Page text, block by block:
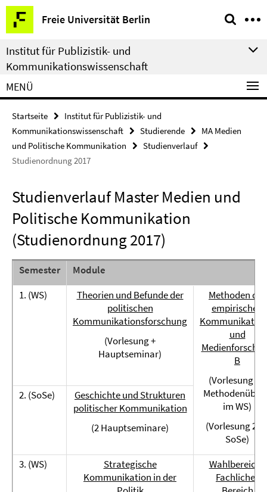
Springe
direkt
zu
Inhalt
Freie Universität Berlin
Service-
Navigation
Institut für Publizistik- und
Kommunikationswissenschaft
MENÜ
Startseite
Institut für Publizistik- und
Kommunikationswissenschaft
Studierende
MA Medien
und Politische Kommunikation
Studienverlauf
Studienordnung 2017
Studienverlauf Master Medien und
Politische Kommunikation
(Studienordnung 2017)
Semester
Module
1. (WS)
Theorien und Befunde der
politischen
Kommunikationsforschung
(Vorlesung +
Hauptseminar)
Methoden der
empirischen
und
B
(Vorlesung 1 +
im WS)
(Vorlesung 2
SoSe)
2. (SoSe)
Geschichte und Strukturen
politischer Kommunikation
(2 Hauptseminare)
3. (WS)
Strategische
Kommunikation in der
Wahlbereich -
Fachlicher